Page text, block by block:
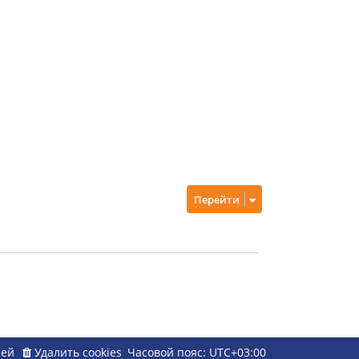
Перейти
Часовой пояс: UTC+03:00
Удалить cookies